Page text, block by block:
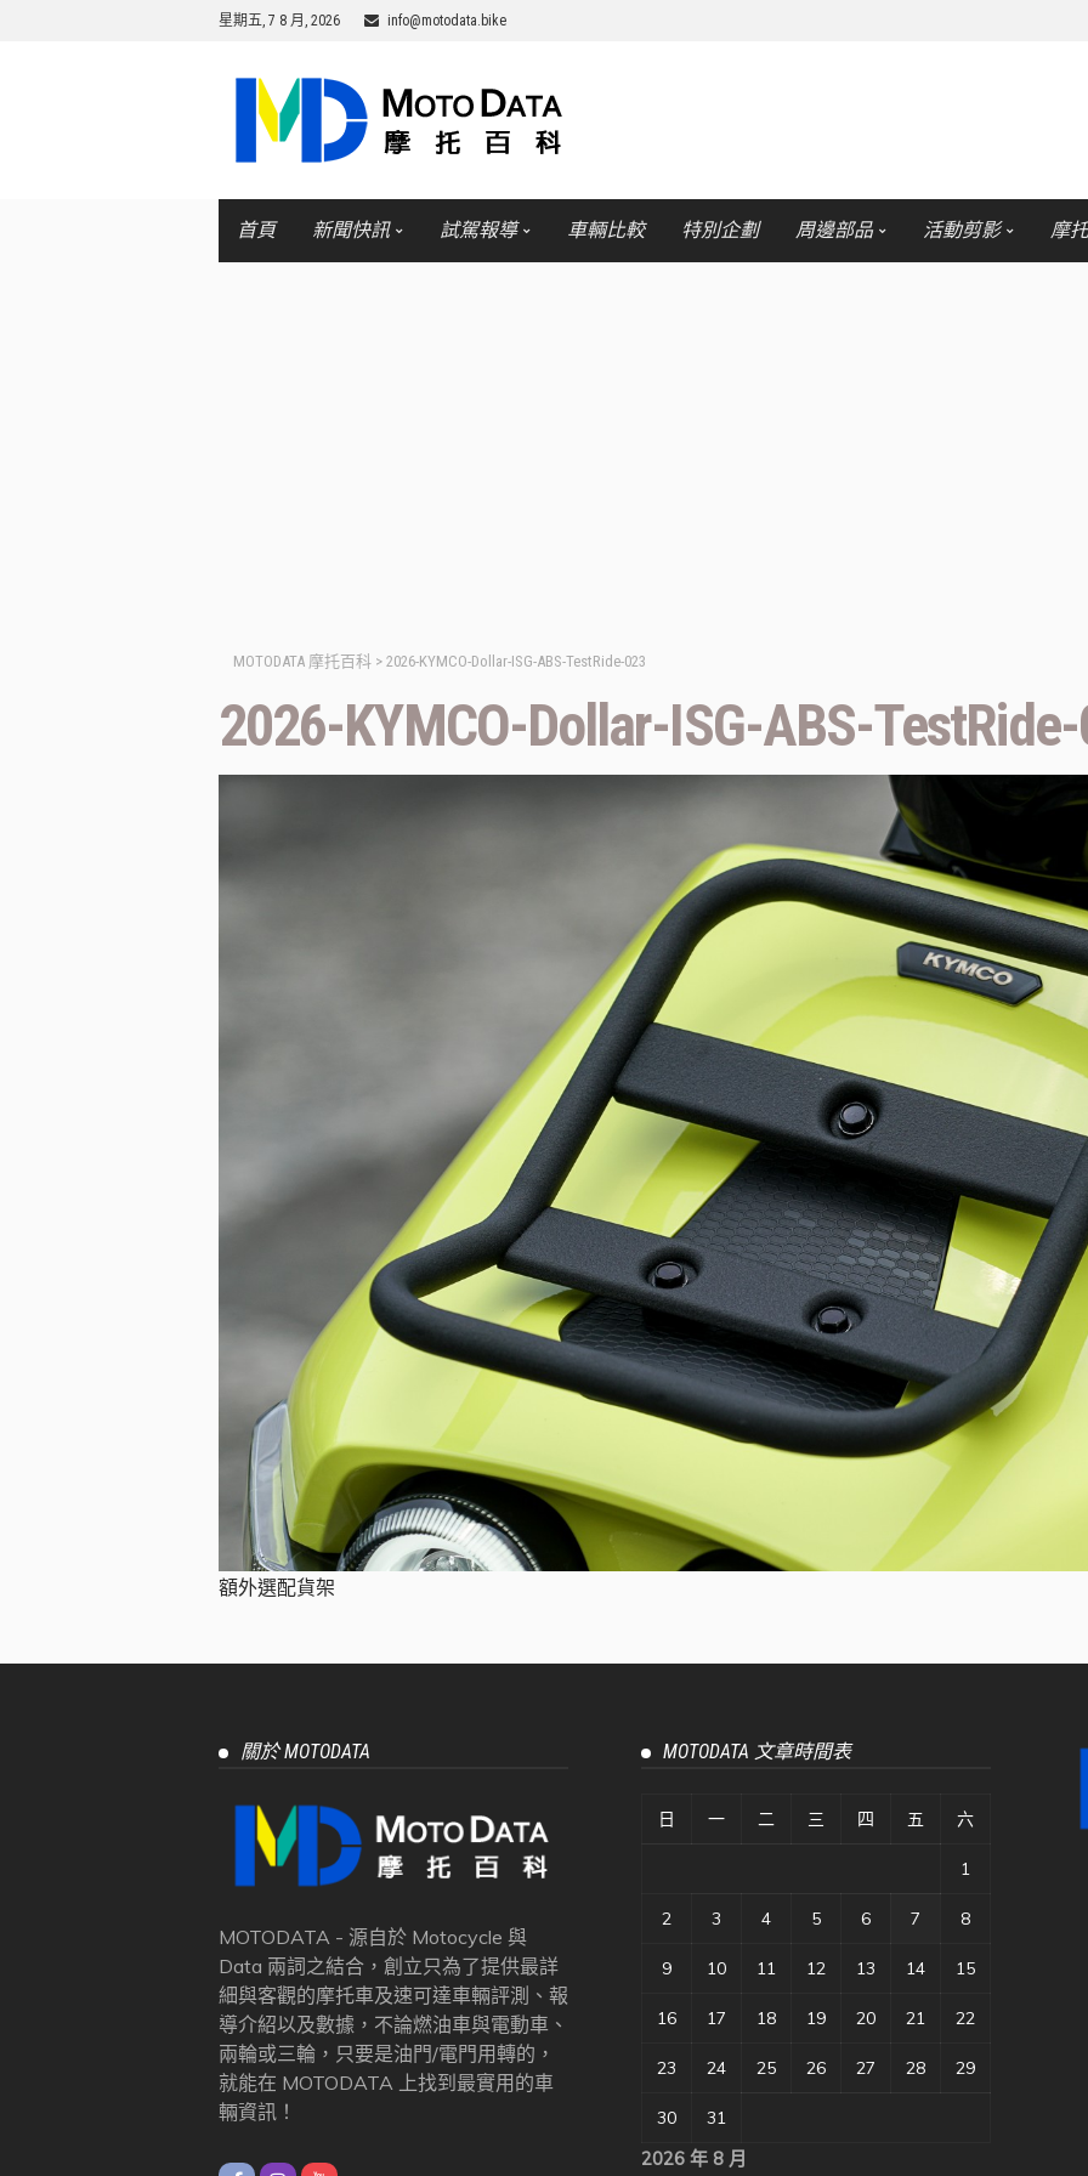
星期五, 7 8 月, 2026 info@motodata.bike
首頁 新聞快訊 試駕報導 車輛比較 特別企劃 周邊部品 活動剪影 摩
MOTODATA 摩托百科 > 2026-KYMCO-Dollar-ISG-ABS-TestRide-023
2026-KYMCO-Dollar-ISG-ABS-
額外選配貨架
關於 MOTODATA
MOTODATA - 源自於 Motocycle 與
Data 兩詞之結合，創立只為了提供最詳
細與客觀的摩托車及速可達車輛評測、報
導介紹以及數據，不論燃油車與電動車、
兩輪或三輪，只要是油門/電門用轉的，
就能在 MOTODATA 上找到最實用的車
輛資訊！
MOTODATA 文章時間表
2026 年 8 月
日 一 二 三 四 五 六
1
2 3 4 5 6 7 8
9 10 11 12 13 14 15
16 17 18 19 20 21 22
23 24 25 26 27 28 29
30 31